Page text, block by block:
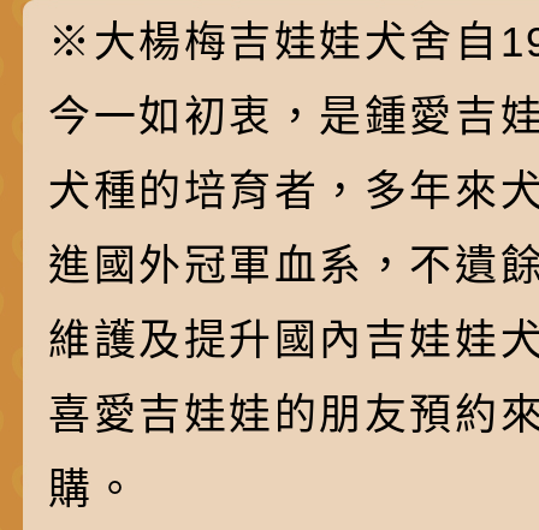
※大楊梅吉娃娃犬舍自
今一如初衷，是鍾愛吉
犬種的培育者，多年來
進國外冠軍血系，不遺
維護及提升國內吉娃娃
喜愛吉娃娃的朋友預約
購。